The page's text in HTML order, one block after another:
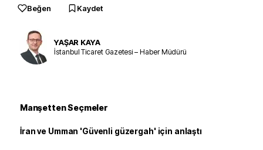
Beğen Kaydet
YAŞAR KAYA
İstanbul Ticaret Gazetesi – Haber Müdürü
Manşetten Seçmeler
İran ve Umman 'Güvenli güzergah' için anlaştı